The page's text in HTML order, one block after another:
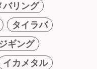
バリング
タイラバ
ジギング
イカメタル